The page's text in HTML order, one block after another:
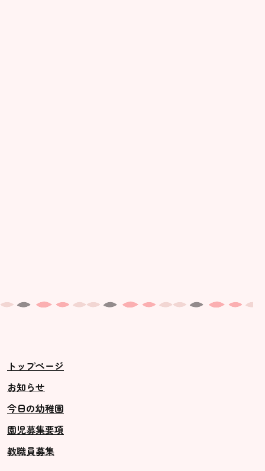
トップページ
お知らせ
今日の幼稚園
園児募集要項
教職員募集
未就園児クラス
ス ]
2歳児ひとり登園［ゆず組 ]
グループ施設・
関係先リンク